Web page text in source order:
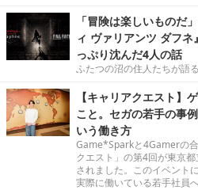
「冒険は楽しいものだ
ィ ヴァリアンツ ダフ
っぷり沈んだ4人の話
ふたつの沼の住人たちが語
【キャリアクエスト】
こと。セガの若手の事
いう働き方
Game*Sparkと4Gamerの
クエスト」の第4回が東京
されました。このイベント
実際に働いている若手社員